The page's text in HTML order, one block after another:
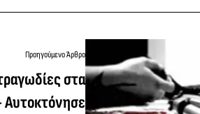
Προηγούμενο Άρθρο
στα
Αυτοκτόνησε